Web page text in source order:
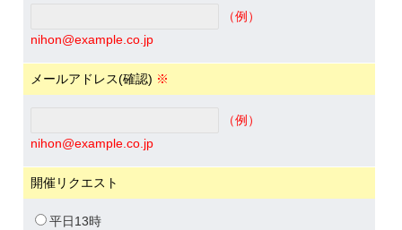
（例）
nihon@example.co.jp
メールアドレス(確認) ※
（例）
nihon@example.co.jp
開催リクエスト
平日13時